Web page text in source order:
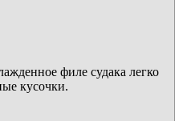
филе судака легко
кусочки.